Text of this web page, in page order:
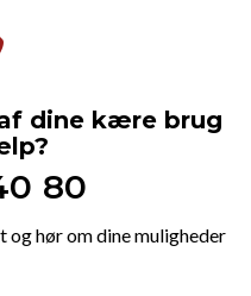
dine kære brug
80
og hør om dine muligheder